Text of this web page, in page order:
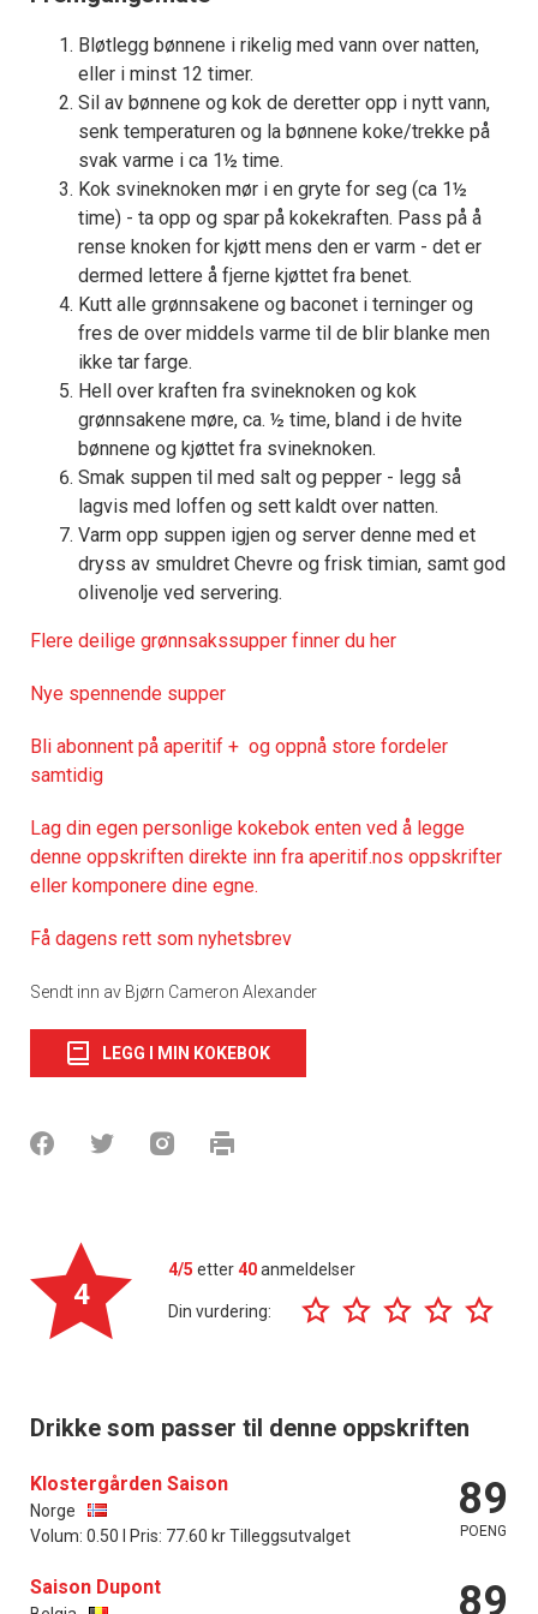
Bløtlegg bønnene i rikelig med vann over natten,
eller i minst 12 timer.
Sil av bønnene og kok de deretter opp i nytt vann,
senk temperaturen og la bønnene koke/trekke på
svak varme i ca 1½ time.
Kok svineknoken mør i en gryte for seg (ca 1½
time) - ta opp og spar på kokekraften. Pass på å
rense knoken for kjøtt mens den er varm - det er
dermed lettere å fjerne kjøttet fra benet.
Kutt alle grønnsakene og baconet i terninger og
fres de over middels varme til de blir blanke men
ikke tar farge.
Hell over kraften fra svineknoken og kok
grønnsakene møre, ca. ½ time, bland i de hvite
bønnene og kjøttet fra svineknoken.
Smak suppen til med salt og pepper - legg så
lagvis med loffen og sett kaldt over natten.
Varm opp suppen igjen og server denne med et
dryss av smuldret Chevre og frisk timian, samt god
olivenolje ved servering.
Flere deilige grønnsakssupper finner du her
Nye spennende supper
Bli abonnent på aperitif + og oppnå store fordeler
samtidig
Lag din egen personlige kokebok enten ved å legge
denne oppskriften direkte inn fra aperitif.nos oppskrifter
eller komponere dine egne.
Få dagens rett som nyhetsbrev
Sendt inn av Bjørn Cameron Alexander
LEGG I MIN KOKEBOK
4
4/5 etter40anmeldelser
Din vurdering:
Drikke som passer til denne oppskriften
Klostergården Saison
Norge
Volum: 0.50 l Pris: 77.60 kr Tilleggsutvalget
89
POENG
Saison Dupont 89